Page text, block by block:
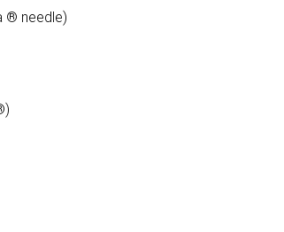
® needle)